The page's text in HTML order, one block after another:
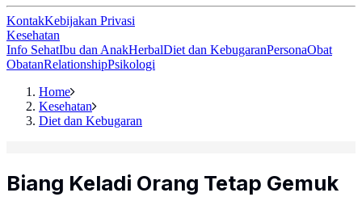
KontakKebijakan Privasi
Kesehatan
Info SehatIbu dan AnakHerbalDiet dan KebugaranPersonaObat
ObatanRelationshipPsikologi
Home
Kesehatan
Diet dan Kebugaran
Biang Keladi Orang Tetap Gemuk